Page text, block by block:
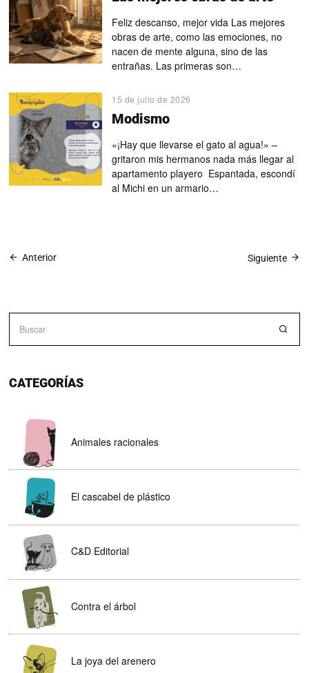
Feliz descanso, mejor vida Las mejores
obras de arte, como las emociones, no
nacen de mente alguna, sino de las
entrañas. Las primeras son…
15 de julio de 2026
Modismo
«¡Hay que llevarse el gato al agua!» –
gritaron mis hermanos nada más llegar al
apartamento playero Espantada, escondí
al Michi en un armario…
Anterior Siguiente
CATEGORÍAS
Animales racionales
El cascabel de plástico
C&D Editorial
Contra el árbol
La joya del arenero